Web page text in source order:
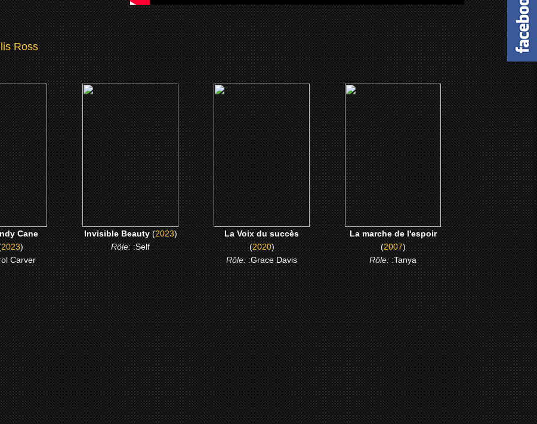
Ross
Lane
ME
Cane
2023)
Carver
(2023)
Invisible Beauty
CLICK ME
Invisible Beauty(2023)
Rôle::Self
(2020)
La Voix du succès
CLICK ME
La Voix du succès
(2020)
Rôle::Grace Davis
(2007)
La marche de l'espoir
CLICK ME
La marche de l'espoir
(2007)
Rôle::Tanya